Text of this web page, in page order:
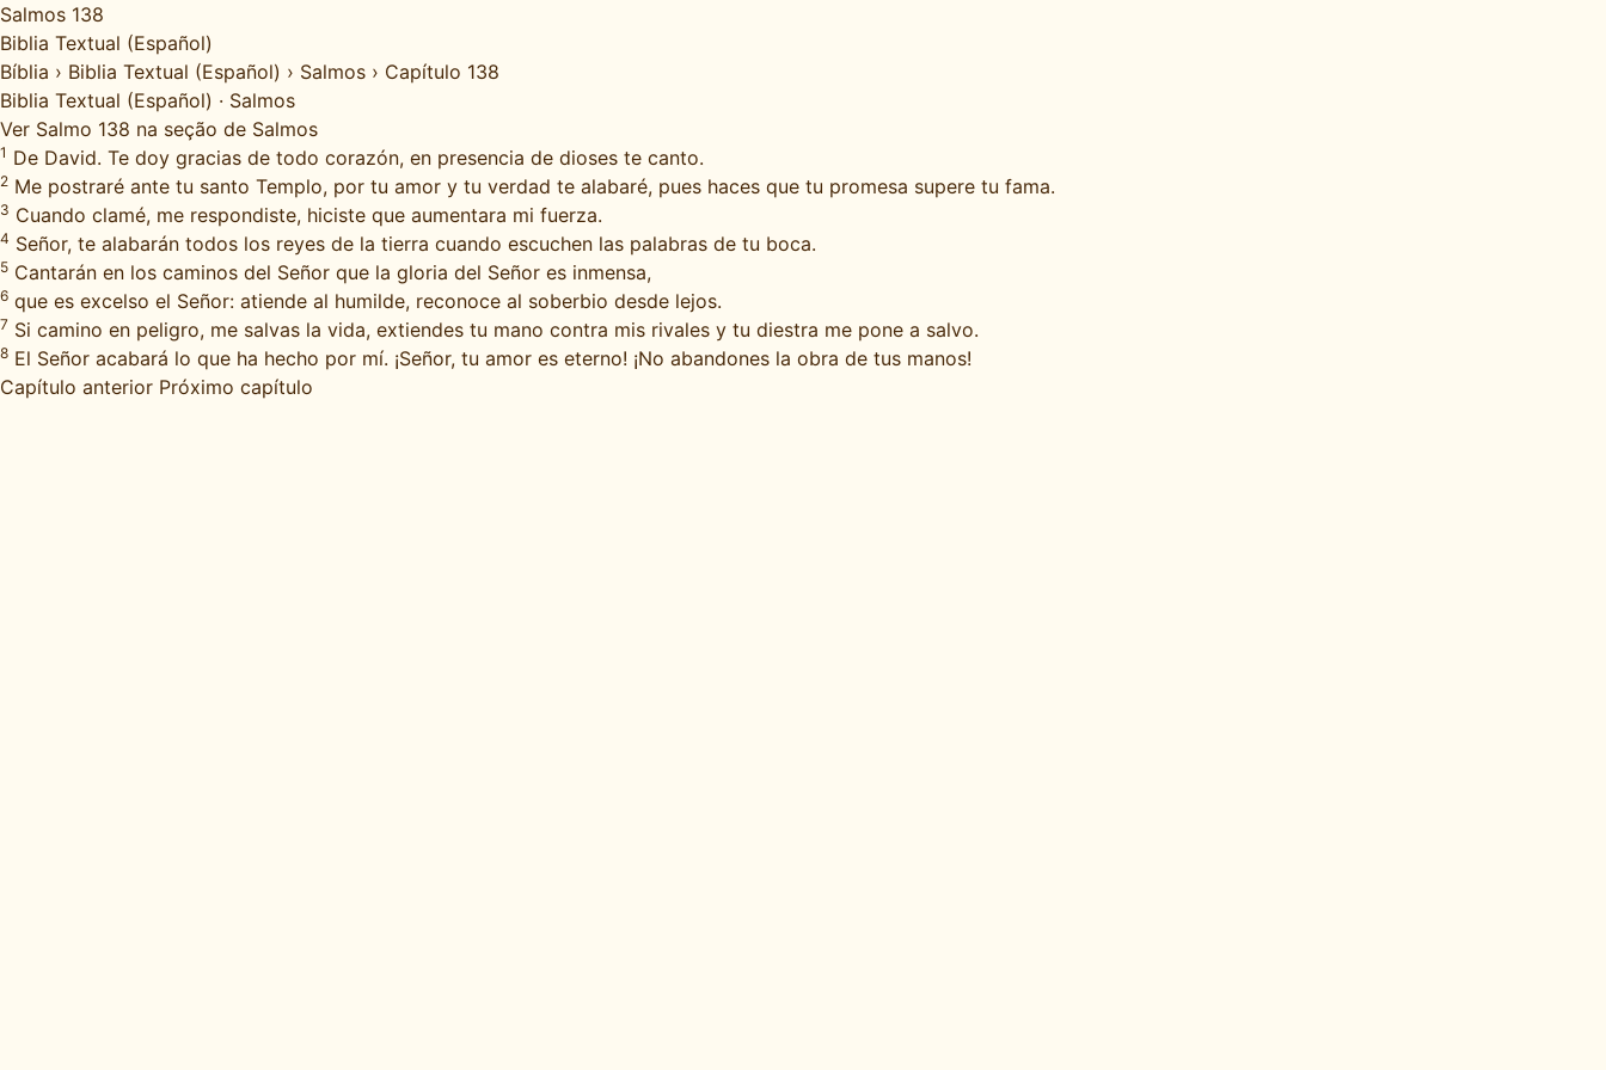
Salmos 138
Biblia Textual (Español)
Bíblia › Biblia Textual (Español) › Salmos › Capítulo 138
Biblia Textual (Español) · Salmos
Ver Salmo 138 na seção de Salmos
1 De David. Te doy gracias de todo corazón, en presencia de dioses te canto.
2 Me postraré ante tu santo Templo, por tu amor y tu verdad te alabaré, pues haces que tu promesa supere tu fama.
3 Cuando clamé, me respondiste, hiciste que aumentara mi fuerza.
4 Señor, te alabarán todos los reyes de la tierra cuando escuchen las palabras de tu boca.
5 Cantarán en los caminos del Señor que la gloria del Señor es inmensa,
6 que es excelso el Señor: atiende al humilde, reconoce al soberbio desde lejos.
7 Si camino en peligro, me salvas la vida, extiendes tu mano contra mis rivales y tu diestra me pone a salvo.
8 El Señor acabará lo que ha hecho por mí. ¡Señor, tu amor es eterno! ¡No abandones la obra de tus manos!
Capítulo anterior Próximo capítulo